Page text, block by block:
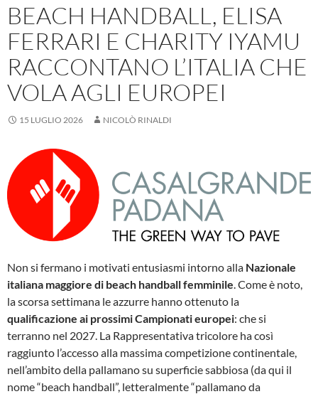
BEACH HANDBALL, ELISA
FERRARI E CHARITY IYAMU
RACCONTANO L’ITALIA CHE
VOLA AGLI EUROPEI
15 LUGLIO 2026 NICOLÒ RINALDI
Non si fermano i motivati entusiasmi intorno alla Nazionale
italiana maggiore di beach handball femminile . Come è noto,
la scorsa settimana le azzurre hanno ottenuto la
qualificazione ai prossimi Campionati europei: che si
terranno nel 2027. La Rappresentativa tricolore ha così
raggiunto l’accesso alla massima competizione continentale,
nell’ambito della pallamano su superficie sabbiosa (da qui il
nome “beach handball”, letteralmente “pallamano da